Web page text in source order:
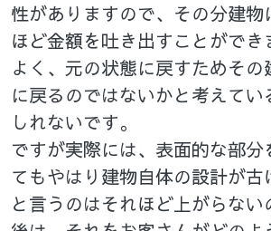
性がありますので、その分建物
ほど金額を吐き出すことができ
よく、元の状態に戻すためそ
に戻るのではないかと考えてい
しれないです。
ですが実際には、表面的な部分
てもやはり建物自体の設計が古
と言うのはそれほど上がらない